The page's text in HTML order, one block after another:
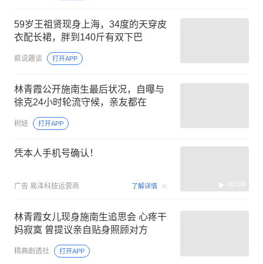
59岁王祖贤现身上海，34度的天穿皮
衣配长裙，胖到140斤有双下巴
疯说趣谈 打开APP
林青霞公开施南生最后状况，自曝与
徐克24小时轮流守候，亲友都在
树娃 打开APP
凭本人手机号确认！
广告 易泽科技运营商 了解详情 00:09
林青霞女儿现身施南生追思会 心疼干
妈寂寞 曾提议亲自贴身照顾对方
精典剧透社 打开APP